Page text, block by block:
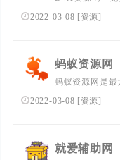
好货不私藏!找
2022-03-08 [资源]
蚂蚁资源网
蚂蚁资源网是
网粉丝！在这
比如善恶资源
2022-03-08 [资源]
就爱辅助网